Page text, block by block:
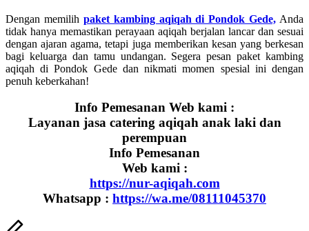
Dengan memilih paket kambing aqiqah di Pondok Gede, Anda
tidak hanya memastikan perayaan aqiqah berjalan lancar dan sesuai
dengan ajaran agama, tetapi juga memberikan kesan yang berkesan
bagi keluarga dan tamu undangan. Segera pesan paket kambing
aqiqah di Pondok Gede dan nikmati momen spesial ini dengan
penuh keberkahan!
Info Pemesanan Web kami :
Layanan jasa catering aqiqah anak laki dan
perempuan
Info Pemesanan
Web kami :
https://nur-aqiqah.com
Whatsapp : https://wa.me/08111045370